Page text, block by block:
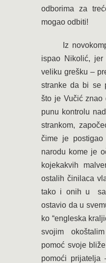
odborima za
mogao odbiti!
Iz
ispao Nikolić,
veliku grešku –
stranke da bi se
što je Vučić znao
punu kontrolu
strankom,
čime je
narodu kome je
kojekakvih
ostalih činilaca
tako i onih u
ostavio da u
ko “engleska
svojim
pomoć svoje
pomoći